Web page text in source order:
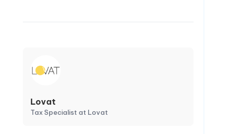
Lovat
Tax Specialist at Lovat